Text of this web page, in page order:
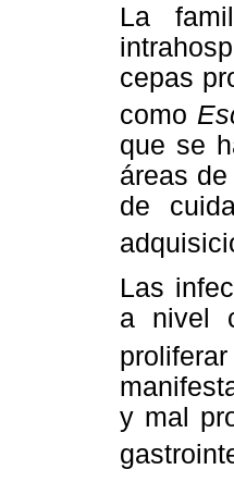
La
cepas
como
que se
áreas
de
Las
a nivel
y mal